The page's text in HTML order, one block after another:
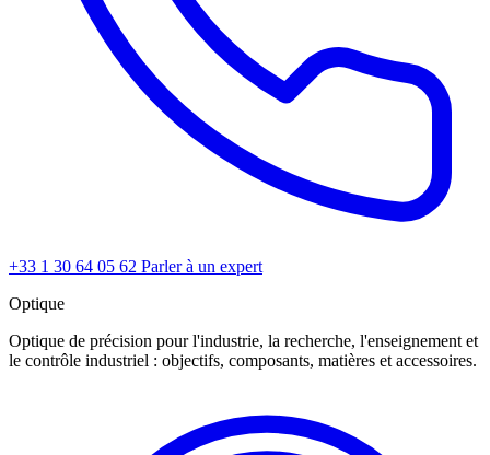
+33 1 30 64 05 62 Parler à un expert
Optique
Optique de précision pour l'industrie, la recherche, l'enseignement et
le contrôle industriel : objectifs, composants, matières et accessoires.